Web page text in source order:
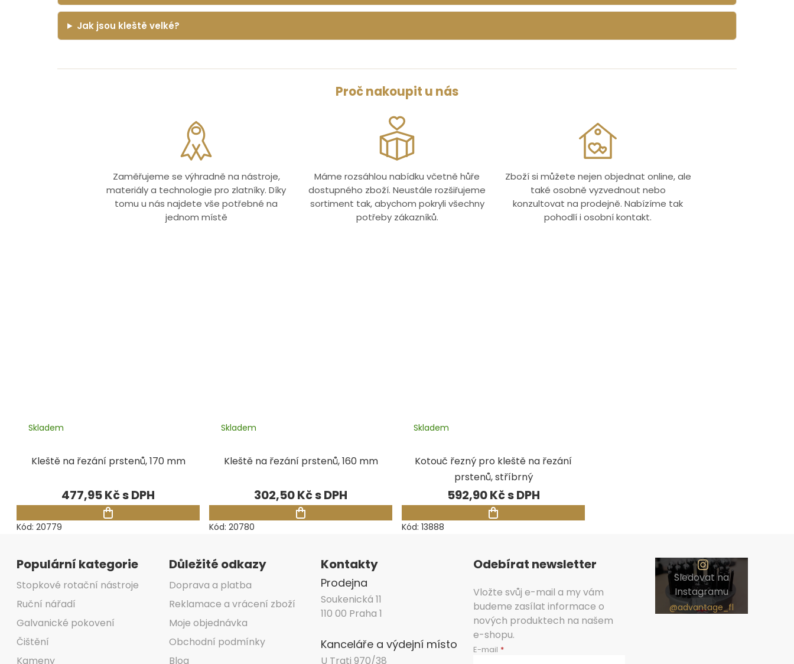
Jak jsou kleště velké?
Proč nakoupit u nás
Zaměřujeme se výhradně na nástroje,
materiály a technologie pro zlatníky. Díky
tomu u nás najdete vše potřebné na
jednom místě
Máme rozsáhlou nabídku včetně hůře
dostupného zboží. Neustále rozšiřujeme
sortiment tak, abychom pokryli všechny
potřeby zákazníků.
Zboží si můžete nejen objednat online, ale
také osobně vyzvednout nebo
konzultovat na prodejně. Nabízíme tak
pohodlí i osobní kontakt.
Kleště na řezání prstenů, 170 mm
Skladem
477,95 Kč
Kód: 20779
Kleště na řezání prstenů, 160 mm
Skladem
302,50 Kč
Kód: 20780
Kotouč řezný pro kleště na řezání
prstenů, stříbrný
Skladem
592,90 Kč
Kód: 13888
Populární kategorie
Stopkové rotační nástroje
Ruční nářadí
Galvanické pokovení
Čištění
Kameny
Důležité odkazy
Doprava a platba
Reklamace a vrácení zboží
Moje objednávka
Obchodní podmínky
Blog
Kontakty
Prodejna
Soukenická 11
110 00 Praha 1
Kanceláře a výdejní místo
U Trati 970/38
Odebírat newsletter
Vložte svůj e-mail a my vám
budeme zasílat informace o
nových produktech na našem
e-shopu.
E-mail
Sledovat na
Instagramu